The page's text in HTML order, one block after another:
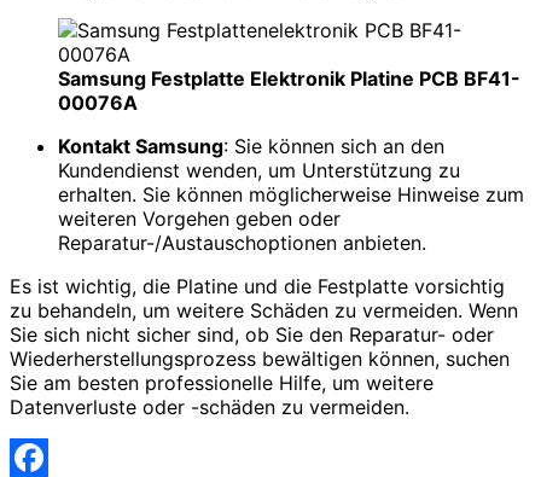
Samsung Festplatte Elektronik Platine PCB BF41-
00076A
Kontakt Samsung: Sie können sich an den
Kundendienst wenden, um Unterstützung zu
erhalten. Sie können möglicherweise Hinweise zum
weiteren Vorgehen geben oder
Reparatur-/Austauschoptionen anbieten.
Es ist wichtig, die Platine und die Festplatte vorsichtig
zu behandeln, um weitere Schäden zu vermeiden. Wenn
Sie sich nicht sicher sind, ob Sie den Reparatur- oder
Wiederherstellungsprozess bewältigen können, suchen
Sie am besten professionelle Hilfe, um weitere
Datenverluste oder -schäden zu vermeiden.